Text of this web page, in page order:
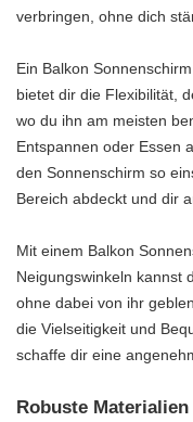
verbringen, ohne dich
Ein Balkon
bietet dir die Flexibilität,
wo du ihn am meisten
Entspannen oder Essen
den Sonnenschirm so
Bereich abdeckt und dir
Mit einem Balkon
Neigungswinkeln kannst
ohne dabei von ihr
die Vielseitigkeit und
schaffe dir eine
Robuste Materialien